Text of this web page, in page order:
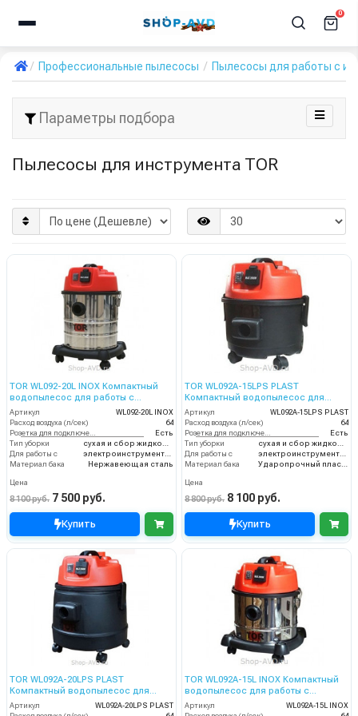
0
Профессиональные пылесосы Пылесосы для работы с
Параметры подбора
Пылесосы для инструмента TOR
TOR WL092-20L INOX Компактный
водопылесос для работы с
электроинструментом
Артикул
WL092-20L INOX
Расход воздуха (л/сек)
64
Есть
Тип уборки
Для работы с
Материал бака
Нержавеющая сталь
Цена
8 100 руб. 7 500 руб.
Купить
TOR WL092A-15LPS PLAST
Компактный водопылесос для
работы с электроинструментом
Артикул
WL092A-15LPS PLAST
Расход воздуха (л/сек)
64
Есть
Тип уборки
Для работы с
Материал бака
Цена
8 800 руб. 8 100 руб.
Купить
TOR WL092A-20LPS PLAST
Компактный водопылесос для
работы с электроинструментом
Артикул
WL092A-20LPS PLAST
TOR WL092A-15L INOX Компактный
водопылесос для работы с
электроинструментом
Артикул
WL092A-15L INOX